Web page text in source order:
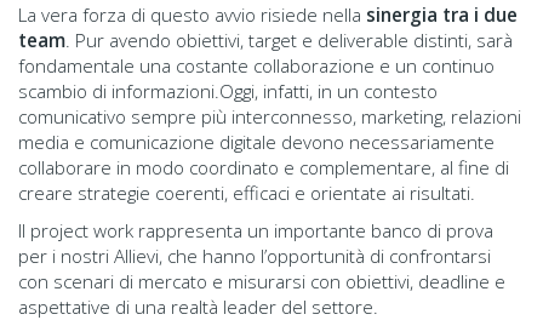
La vera forza di questo avvio risiede nella sinergia tra i due
team . Pur avendo obiettivi, target e deliverable distinti, sarà
fondamentale una costante collaborazione e un continuo
scambio di informazioni.Oggi, infatti, in un contesto
comunicativo sempre più interconnesso, marketing, relazioni
media e comunicazione digitale devono necessariamente
collaborare in modo coordinato e complementare, al fine di
creare strategie coerenti, efficaci e orientate ai risultati.
Il project work rappresenta un importante banco di prova
per i nostri Allievi, che hanno l’opportunità di confrontarsi
con scenari di mercato e misurarsi con obiettivi, deadline e
aspettative di una realtà leader del settore.